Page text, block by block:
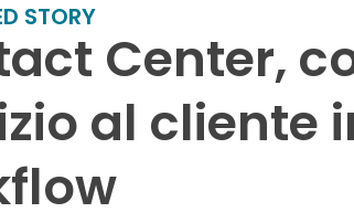
STORY
Center,
al cliente